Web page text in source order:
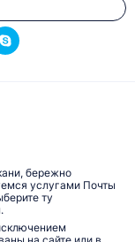
бережно
услугами Почты
ту